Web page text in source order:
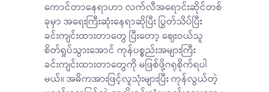
ကောင်တာနေရာဟာ လက်လီအရောင်းဆိုင်တစ်
ခုမှာ အရေးကြီးဆုံးနေရာဆိုပြီး ပြွတ်သိပ်ပြီး
ခင်းကျင်းထားတာတွေ ပြီးတော့ ဈေးဝယ်သူ
စိတ်ရှုပ်သွားအောင် ကုန်ပစ္စည်းအများကြီး
ခင်းကျင်းထားတာတွေကို မဖြစ်ဖို့ဂရုစိုက်ရပါ
မယ်။ အဓိကအားဖြင့်လူသုံးများပြီး ကုန်လွယ်တဲ့